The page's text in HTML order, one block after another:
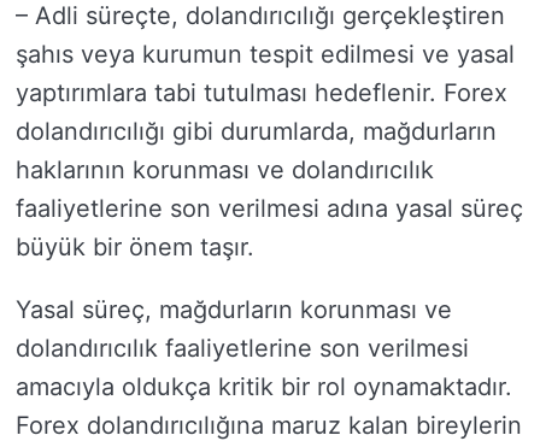
– Adli süreçte, dolandırıcılığı gerçekleştiren
şahıs veya kurumun tespit edilmesi ve yasal
yaptırımlara tabi tutulması hedeflenir. Forex
dolandırıcılığı gibi durumlarda, mağdurların
haklarının korunması ve dolandırıcılık
faaliyetlerine son verilmesi adına yasal süreç
büyük bir önem taşır.
Yasal süreç, mağdurların korunması ve
dolandırıcılık faaliyetlerine son verilmesi
amacıyla oldukça kritik bir rol oynamaktadır.
Forex dolandırıcılığına maruz kalan bireylerin